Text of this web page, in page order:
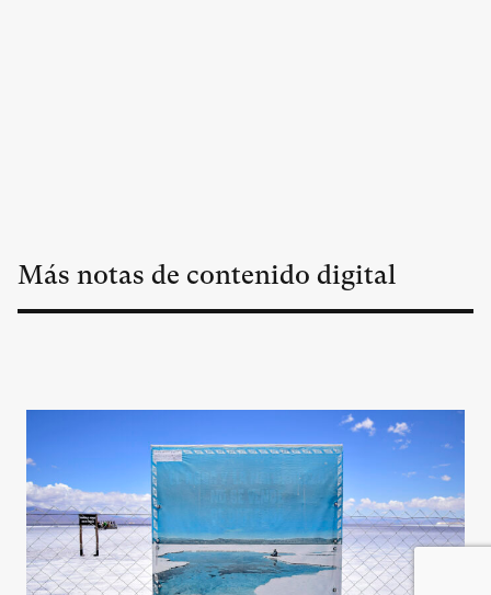
Más notas de contenido digital